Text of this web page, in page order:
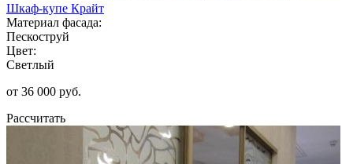
Шкаф-купе Крайт
Материал фасада:
Пескоструй
Цвет:
Светлый
от 36 000 руб.
Рассчитать